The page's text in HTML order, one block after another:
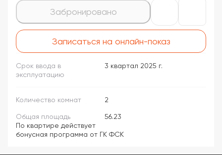
Забронировано
Записаться на онлайн-показ
Срок ввода в
эксплуатацию
3 квартал 2025 г.
Количество комнат 2
Общая площадь
56.23
По квартире действует
бонусная программа от ГК ФСК